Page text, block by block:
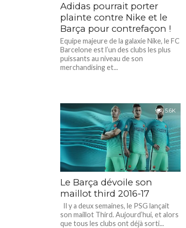
Adidas pourrait porter
plainte contre Nike et le
Barça pour contrefaçon !
Equipe majeure de la galaxie Nike, le FC
Barcelone est l’un des clubs les plus
puissants au niveau de son
merchandising et...
5.6K
Le Barça dévoile son
maillot third 2016-17
Il y a deux semaines, le PSG lançait
son maillot Third. Aujourd’hui, et alors
que tous les clubs ont déjà sorti...